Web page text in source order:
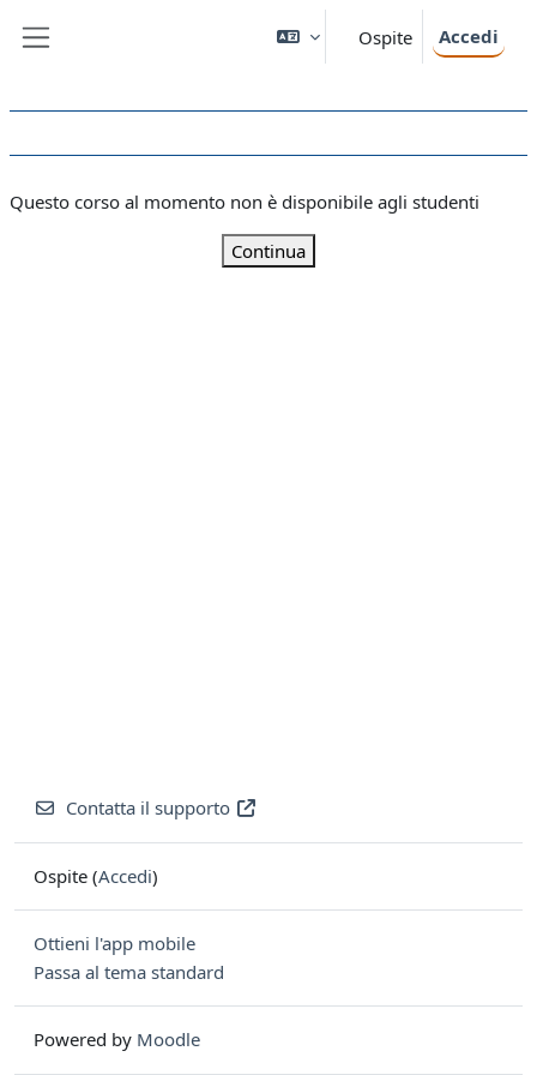
Ospite Accedi
Questo corso al momento non è disponibile agli studenti
Continua
Contatta il supporto
Ospite (Accedi)
Ottieni l'app mobile
Passa al tema standard
Powered by Moodle